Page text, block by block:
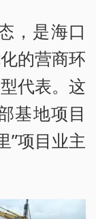
，是海口
的营商环
代表。这
基地项目
”项目业主